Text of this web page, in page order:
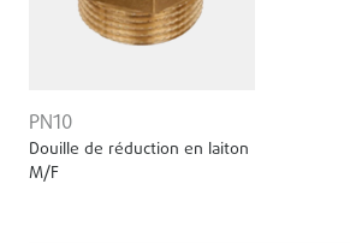
PN10
Douille de réduction en laiton
M/F